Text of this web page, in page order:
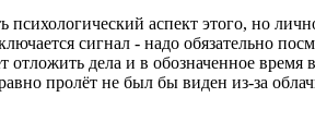
аспект этого, но
сигнал - надо обязательно
дела и в обозначенное
пролёт не был бы виден из-за